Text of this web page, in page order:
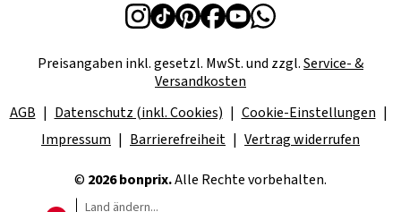
Preisangaben inkl. gesetzl. MwSt. und zzgl.Service- &
Versandkosten
AGB
Datenschutz (inkl. Cookies)
Cookie-Einstellungen
Impressum
Barrierefreiheit Vertrag widerrufen
© 2026 bonprix.Alle Rechte vorbehalten.
Land ändern...